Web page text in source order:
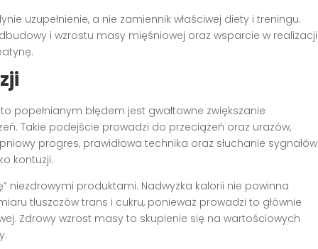
uzupełnienie, a nie zamiennik właściwej diety i treningu.
i wzrostu masy mięśniowej oraz wsparcie w realizacji
popełnianym błędem jest gwałtowne zwiększanie
Takie podejście prowadzi do przeciążeń oraz urazów,
progres, prawidłowa technika oraz słuchanie sygnałów
kontuzji.
niezdrowymi produktami. Nadwyżka kalorii nie powinna
tłuszczów trans i cukru, ponieważ prowadzi to głównie
Zdrowy wzrost masy to skupienie się na wartościowych